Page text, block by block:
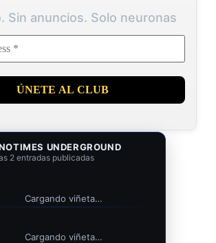
Sin anuncios. Solo neuronas
UNDERGROUND
2 entradas publicadas
Cargando viñeta…
Cargando viñeta…